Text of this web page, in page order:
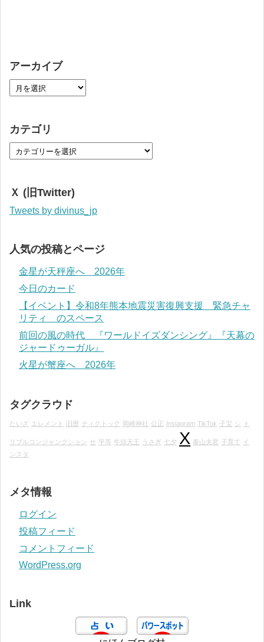
アーカイブ
カテゴリ
Ｘ (旧Twitter)
Tweets by divinus_jp
人気の投稿とページ
金星が天秤座へ 2026年
今日のカード
【イベント】令和8年熊本地震災害復興支援 緊急チャ
リティ のスペース
前回の風の時代 『ワールドイズダンシング』『天幕の
ジャードゥーガル』
火星が蟹座へ 2026年
タグクラウド
たいざ エレメント 旧暦 ティクトック 岡崎神社 公正 Instagram TikTok 子宝 シ ト
リプルコンジャンクション せ 平等 牛頭天王 うさぎ 七夕 X 泰山夫君 子育て
イ
ンスタ
メタ情報
ログイン
投稿フィード
コメントフィード
WordPress.org
Link